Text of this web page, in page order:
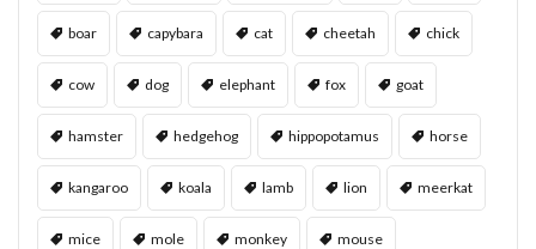
boar capybara cat cheetah chick
cow dog elephant fox goat
hamster hedgehog hippopotamus horse
kangaroo koala lamb lion meerkat
mice mole monkey mouse